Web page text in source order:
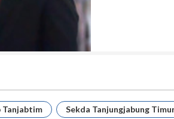
Tanjabtim Sekda Tanjungjabung